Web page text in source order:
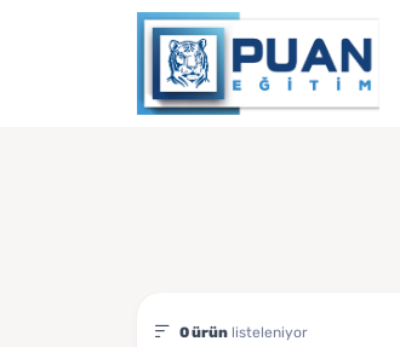
0 ürün listeleniyor